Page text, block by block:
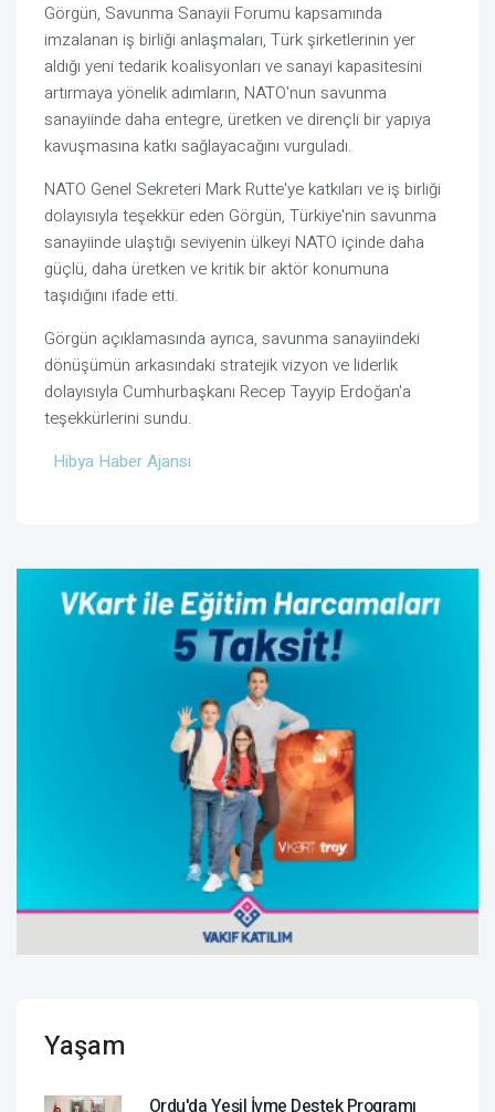
Görgün, Savunma Sanayii Forumu kapsamında
imzalanan iş birliği anlaşmaları, Türk şirketlerinin yer
aldığı yeni tedarik koalisyonları ve sanayi kapasitesini
artırmaya yönelik adımların, NATO'nun savunma
sanayiinde daha entegre, üretken ve dirençli bir yapıya
kavuşmasına katkı sağlayacağını vurguladı.
NATO Genel Sekreteri Mark Rutte'ye katkıları ve iş birliği
dolayısıyla teşekkür eden Görgün, Türkiye'nin savunma
sanayiinde ulaştığı seviyenin ülkeyi NATO içinde daha
güçlü, daha üretken ve kritik bir aktör konumuna
taşıdığını ifade etti.
Görgün açıklamasında ayrıca, savunma sanayiindeki
dönüşümün arkasındaki stratejik vizyon ve liderlik
dolayısıyla Cumhurbaşkanı Recep Tayyip Erdoğan'a
teşekkürlerini sundu.
Hibya Haber Ajansı
Yaşam
Ordu'da Yeşil İvme Destek Programı